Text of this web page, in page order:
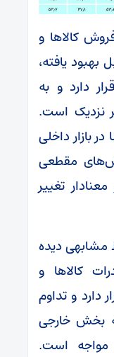
کالا‌ها و
یافته،
دارد و به
نزدیک است.
بازار داخلی
مقطعی
تغییر
مشابهی دیده
کالا‌ها و
همچنان زیر مرز ۵۰ قرار دارد و تداوم
بخش خارجی
مواجه است.